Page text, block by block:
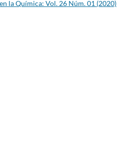
la Química: Vol. 26 Núm. 01 (2020)